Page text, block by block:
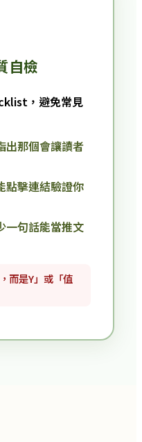
自檢
，避免常見
出那個會讓讀者
點擊連結驗證你
一句話能當推文
而是Y」或「值